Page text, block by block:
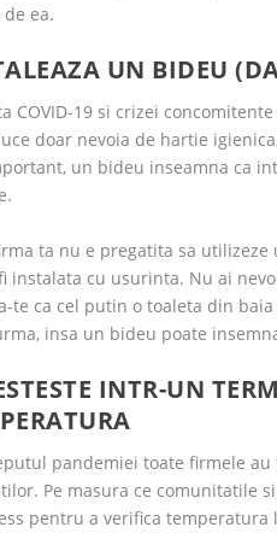
ea.
UN BIDEU
COVID-19 si crizei
doar nevoia de hartie
un bideu inseamna ca
ta nu e pregatita sa
instalata cu usurinta. Nu ai
te ca cel putin o toaleta din
insa un bideu poate
INTR-UN
pandemiei toate firmele
Pe masura ce comunitatile
pentru a verifica temperatura